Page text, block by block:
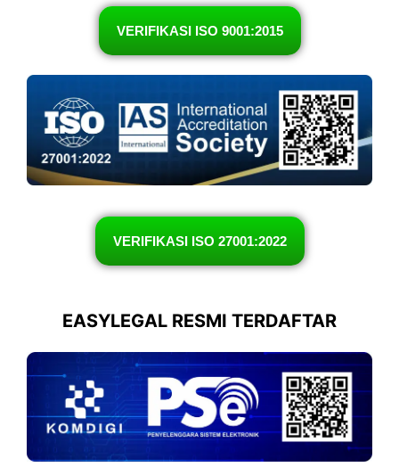
VERIFIKASI ISO 9001:2015
VERIFIKASI ISO 27001:2022
EASYLEGAL RESMI TERDAFTAR